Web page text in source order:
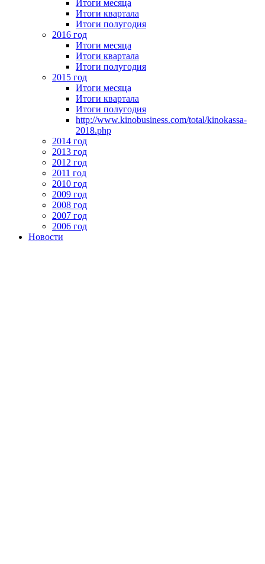
Итоги месяца
Итоги квартала
Итоги полугодия
2016 год
Итоги месяца
Итоги квартала
Итоги полугодия
2015 год
Итоги месяца
Итоги квартала
Итоги полугодия
http://www.kinobusiness.com/total/kinokassa-
2018.php
2014 год
2013 год
2012 год
2011 год
2010 год
2009 год
2008 год
2007 год
2006 год
Новости